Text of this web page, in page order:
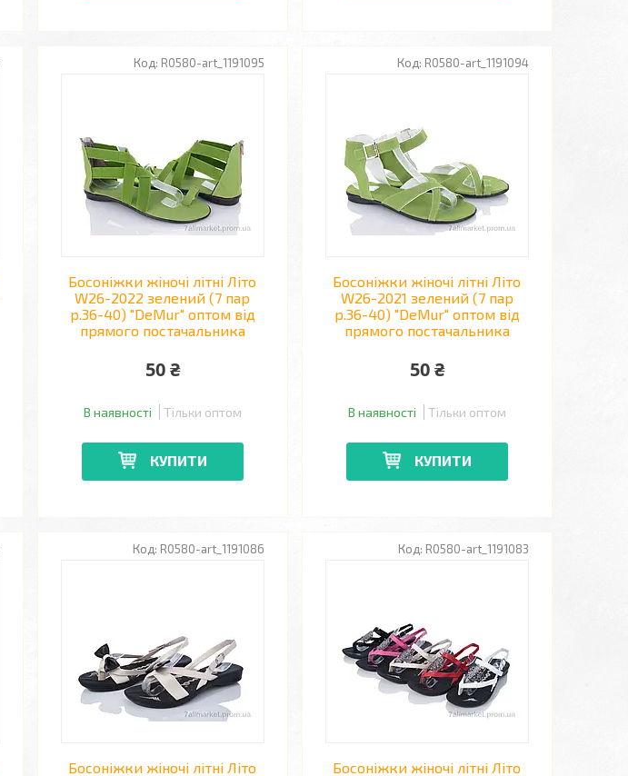
R0580-art_1191095
Босоніжки жіночі літні Літо
W26-2022 зелений (7 пар
р.36-40) "DeMur" оптом від
прямого постачальника
50 ₴
В наявності Тільки оптом
КУПИТИ
R0580-art_1191094
Босоніжки жіночі літні Літо
W26-2021 зелений (7 пар
р.36-40) "DeMur" оптом від
прямого постачальника
50 ₴
В наявності Тільки оптом
КУПИТИ
R0580-art_1191086
Босоніжки жіночі літні Літо
R0580-art_1191083
Босоніжки жіночі літні Літо